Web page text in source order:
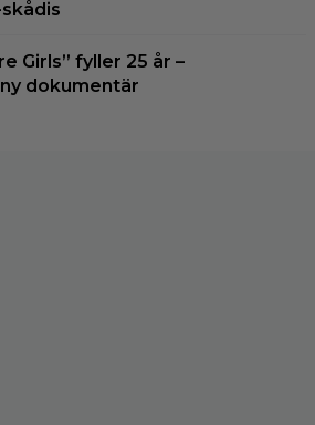
Girls” fyller 25 år –
dokumentär